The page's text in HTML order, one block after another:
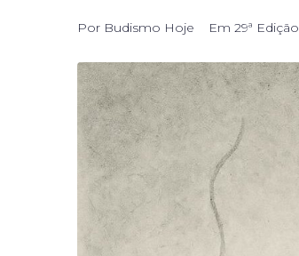
Por Budismo Hoje Em 29ª Edição